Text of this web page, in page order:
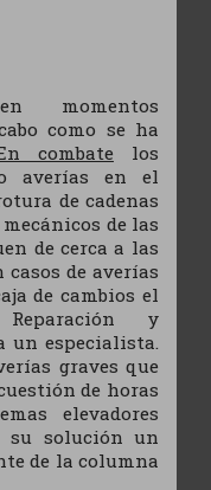
momentos
como se ha
combate los
averías en el
de cadenas
de las
de cerca a las
casos de averías
de cambios el
y
especialista.
graves que
de horas
elevadores
su solución un
de la columna